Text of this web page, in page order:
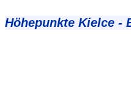
Höhepunkte Kielce -